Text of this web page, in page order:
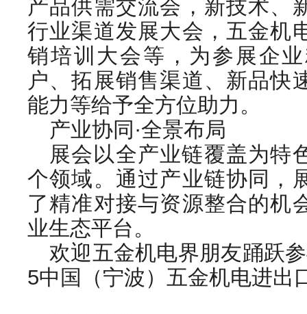
产品供需交流会，新技术、
行业渠道发展大会，五金机
销培训大会等，为参展企
户、拓展销售渠道、新品快
能力等给予全方位助力。
产业协同·全景布局
展会以全产业链覆盖为特
个领域。通过产业链协同，
了精准对接与资源整合的机
业生态平台。
欢迎五金机电界朋友踊跃
5中国（宁波）五金机电进出